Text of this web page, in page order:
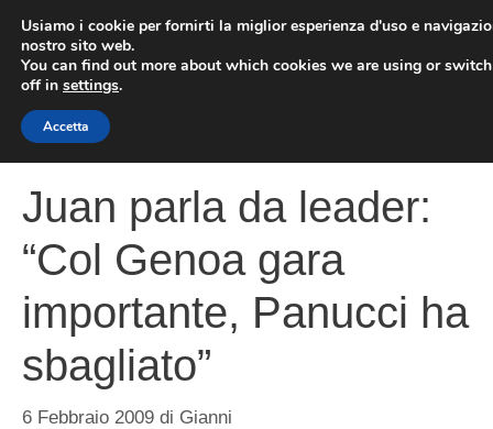
contenuto
Juan parla da leader:
“Col Genoa gara
importante, Panucci ha
sbagliato”
6 Febbraio 2009 di Gianni
Usiamo i cookie per fornirti la miglior esperienza d'uso e
nostro sito web.
You can find out more about which cookies we are using or
off in settings.
Accetta